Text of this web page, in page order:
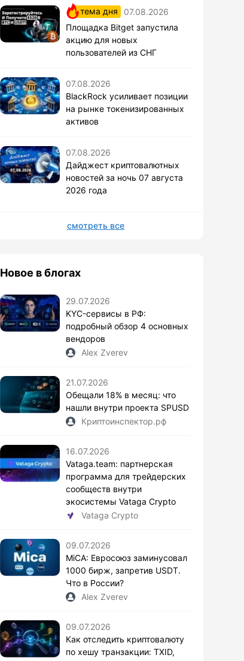
тема дня
07.08.2026
Площадка Bitget запустила
акцию для новых
пользователей из СНГ
07.08.2026
BlackRock усиливает позиции
на рынке токенизированных
активов
07.08.2026
Дайджест криптовалютных
новостей за ночь 07 августа
2026 года
смотреть все
Новое в блогах
29.07.2026
KYC-сервисы в РФ:
подробный обзор 4 основных
вендоров
Alex Zverev
21.07.2026
Обещали 18% в месяц: что
нашли внутри проекта SPUSD
Криптоинспектор.рф
16.07.2026
Vataga.team: партнерская
программа для трейдерских
сообществ внутри
экосистемы Vataga Crypto
Vataga Crypto
09.07.2026
MiCA: Евросоюз заминусовал
1000 бирж, запретив USDT.
Что в России?
Alex Zverev
09.07.2026
Как отследить криптовалюту
по хешу транзакции: TXID,